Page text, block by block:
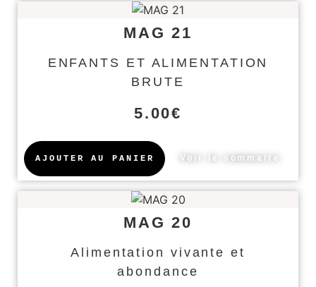
MAG 21
ENFANTS ET ALIMENTATION
BRUTE
5.00€
AJOUTER AU PANIER Voir le sommaire
MAG 20
Alimentation vivante et
abondance